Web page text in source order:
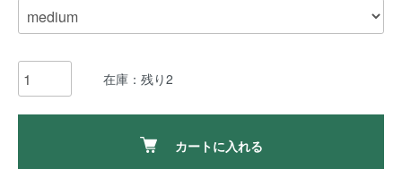
在庫：残り2
カートに入れる